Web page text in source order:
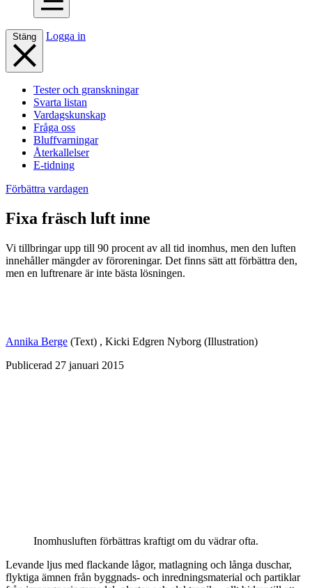
Stäng Logga in
Tester och granskningar
Svarta listan
Vardagskunskap
Fråga oss
Bluffvarningar
Återkallelser
E-tidning
Förbättra vardagen
Fixa fräsch luft inne
Vi tillbringar upp till 90 procent av all tid inomhus, men den luften
innehåller mängder av föroreningar. Det finns sätt att förbättra den,
men en luftrenare är inte bästa lösningen.
Annika Berge (Text) , Kicki Edgren Nyborg (Illustration)
Publicerad 27 januari 2015
Inomhusluften förbättras kraftigt om du vädrar ofta.
Levande ljus med flackande lågor, matlagning och långa duschar,
flyktiga ämnen från byggnads- och inredningsmaterial och partiklar